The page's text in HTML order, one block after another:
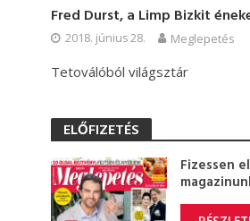
Fred Durst, a Limp Bizkit
2018. június 28. Meglepetés
Tetoválóból világsztár
ELŐFIZETÉS
Fizessen